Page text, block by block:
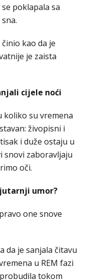
poklapala sa
kao da je
je zaista
cijele noći
koliko su vremena
živopisni i
i duže ostaju u
snovi zaboravljaju
oči.
umor?
one snove
da je sanjala čitavu
u REM fazi
tokom